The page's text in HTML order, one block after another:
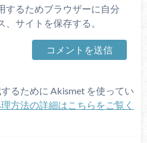
するためブラウザーに自分
サイトを保存する。
るために Akismet を使ってい
方法の詳細はこちらをご覧く